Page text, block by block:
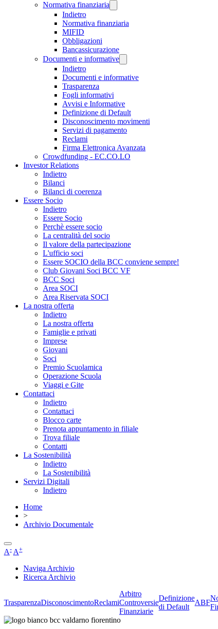
Normativa finanziaria
Indietro
Normativa finanziaria
MIFID
Obbligazioni
Bancassicurazione
Documenti e informative
Indietro
Documenti e informative
Trasparenza
Fogli informativi
Avvisi e Informative
Definizione di Default
Disconoscimento movimenti
Servizi di pagamento
Reclami
Firma Elettronica Avanzata
Crowdfunding - EC.CO.LO
Investor Relations
Indietro
Bilanci
Bilanci di coerenza
Essere Socio
Indietro
Essere Socio
Perchè essere socio
La centralità del socio
Il valore della partecipazione
L'ufficio soci
Essere SOCIO della BCC conviene sempre!
Club Giovani Soci BCC VF
BCC Soci
Area SOCI
Area Riservata SOCI
La nostra offerta
Indietro
La nostra offerta
Famiglie e privati
Imprese
Giovani
Soci
Premio Scuolamica
Operazione Scuola
Viaggi e Gite
Contattaci
Indietro
Contattaci
Blocco carte
Prenota appuntamento in filiale
Trova filiale
Contatti
La Sostenibilità
Indietro
La Sostenibilità
Servizi Digitali
Indietro
Home
>
Archivio Documentale
A- A+
Naviga Archivio
Ricerca Archivio
TrasparenzaDisconoscimentoReclami
Arbitro
Controversie
Finanziarie
Definizione
di Default
ABF